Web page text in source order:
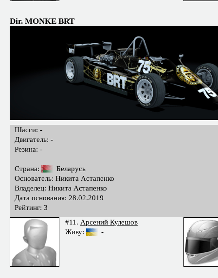
Dir. MONKE BRT
Шасси: -
Двигатель: -
Резина: -
Страна:
Беларусь
Основатель: Никита Астапенко
Владелец: Никита Астапенко
Дата основания: 28.02.2019
Рейтинг: 3
#11. Арсений Кулешов
Живу:
-